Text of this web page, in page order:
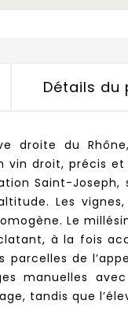
Détails du
droite du
vin droit, précis
Saint-
Les
Le
à la fois
parcelles de
manuelles
tandis que